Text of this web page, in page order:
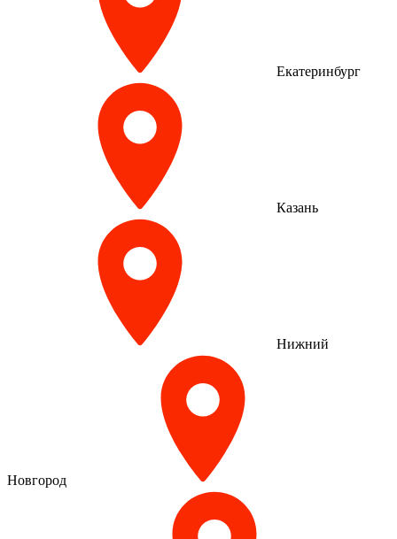
Екатеринбург
Казань
Нижний
Новгород